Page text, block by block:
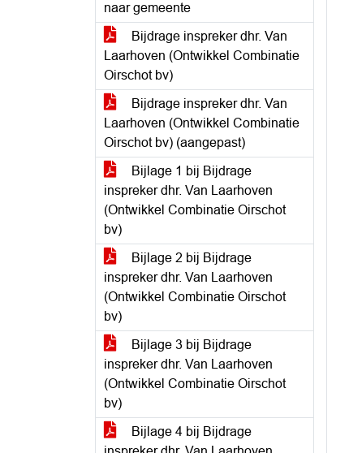
naar gemeente
Bijdrage inspreker dhr. Van
Laarhoven (Ontwikkel Combinatie
Oirschot bv)
Bijdrage inspreker dhr. Van
Laarhoven (Ontwikkel Combinatie
Oirschot bv) (aangepast)
Bijlage 1 bij Bijdrage
inspreker dhr. Van Laarhoven
(Ontwikkel Combinatie Oirschot
bv)
Bijlage 2 bij Bijdrage
inspreker dhr. Van Laarhoven
(Ontwikkel Combinatie Oirschot
bv)
Bijlage 3 bij Bijdrage
inspreker dhr. Van Laarhoven
(Ontwikkel Combinatie Oirschot
bv)
Bijlage 4 bij Bijdrage